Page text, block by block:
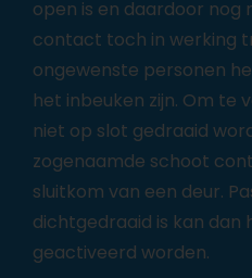
open is en daardoor
contact toch in werking
ongewenste personen
het inbeuken zijn. Om te
niet op slot gedraaid
zogenaamde schoot
sluitkom van een deur.
dichtgedraaid is kan
geactiveerd worden.